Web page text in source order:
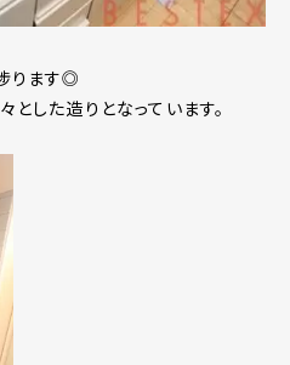
ります◎
した造りとなっています。